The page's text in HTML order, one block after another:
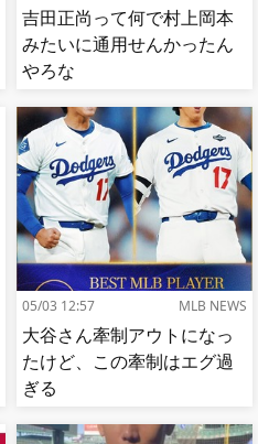
吉田正尚って何で村上岡本
みたいに通用せんかったん
やろな
05/03 12:57 MLB NEWS
大谷さん牽制アウトになっ
たけど、この牽制はエグ過
ぎる